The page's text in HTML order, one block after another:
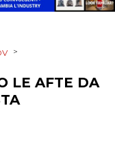
>
LE AFTE DA